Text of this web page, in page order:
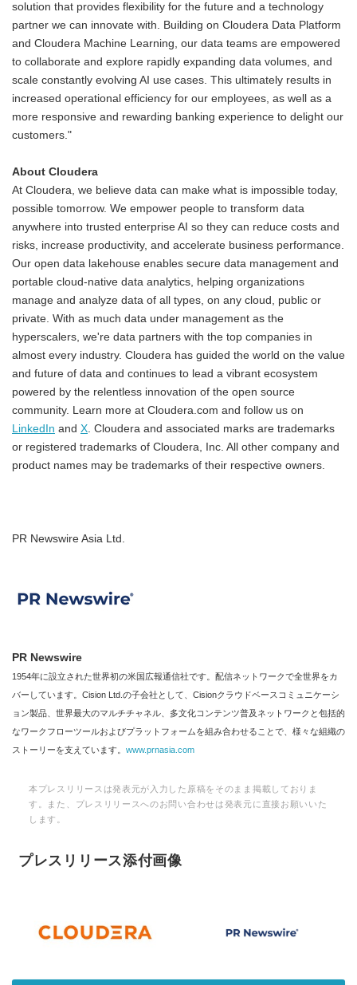
solution that provides flexibility for the future and a technology
partner we can innovate with. Building on Cloudera Data Platform
and Cloudera Machine Learning, our data teams are empowered
to collaborate and explore rapidly expanding data volumes, and
scale constantly evolving AI use cases. This ultimately results in
increased operational efficiency for our employees, as well as a
more responsive and rewarding banking experience to delight our
customers."
About Cloudera
At Cloudera, we believe data can make what is impossible today,
possible tomorrow. We empower people to transform data
anywhere into trusted enterprise AI so they can reduce costs and
risks, increase productivity, and accelerate business performance.
Our open data lakehouse enables secure data management and
portable cloud-native data analytics, helping organizations
manage and analyze data of all types, on any cloud, public or
private. With as much data under management as the
hyperscalers, we're data partners with the top companies in
almost every industry. Cloudera has guided the world on the value
and future of data and continues to lead a vibrant ecosystem
powered by the relentless innovation of the open source
community. Learn more at Cloudera.com and follow us on
LinkedIn and X. Cloudera and associated marks are trademarks
or registered trademarks of Cloudera, Inc. All other company and
product names may be trademarks of their respective owners.
PR Newswire Asia Ltd.
PR Newswire
1954年に設立された世界初の米国広報通信社です。配信ネットワークで全世界をカ
バーしています。Cision Ltd.の子会社として、Cisionクラウドベースコミュニケーシ
ョン製品、世界最大のマルチチャネル、多文化コンテンツ普及ネットワークと包括的
なワークフローツールおよびプラットフォームを組み合わせることで、様々な組織の
ストーリーを支えています。 www.prnasia.com
本プレスリリースは発表元が入力した原稿をそのまま掲載しておりま
す。また、プレスリリースへのお問い合わせは発表元に直接お願いいた
します。
プレスリリース添付画像